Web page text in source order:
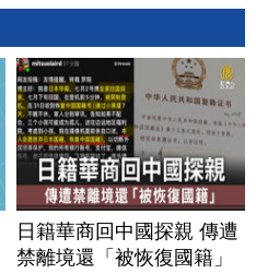
日籍華商回中國探親 傳遭
禁離境還「被恢復國籍」